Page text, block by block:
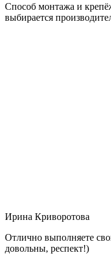
Способ монтажа и
выбирается
Ирина Криворотова
Отлично выполняете
довольны, респект!)